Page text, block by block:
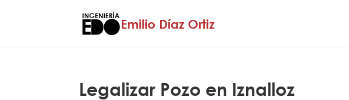
Legalizar Pozo en Iznalloz